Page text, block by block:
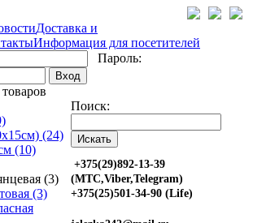
Доставка и
Информация для посетителей
Пароль:
Вход
(24)
(10)
(3)
(3)
Поиск:
+375(29)892-13-39
(МТС,Viber,Telegram)
+375(25)501-34-90 (Life)